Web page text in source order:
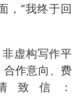
，“我终于回
虚构写作平
作意向、费
致信：